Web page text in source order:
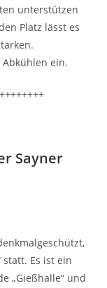
unterstützen
Platz lässt es
ein.
Sayner
statt. Es ist ein
„Gießhalle“ und